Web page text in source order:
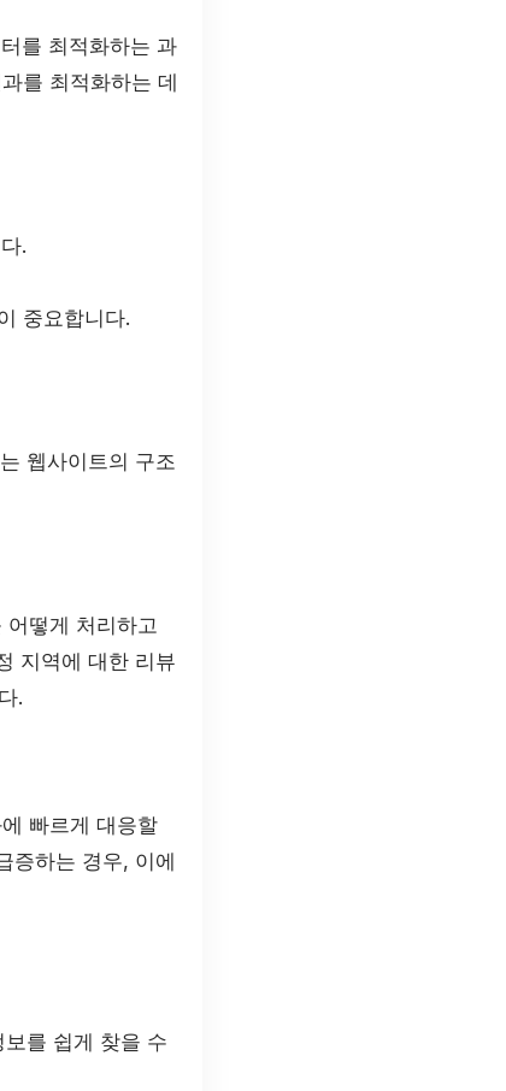
를 최적화하는 과
를 최적화하는 데
.
중요합니다.
웹사이트의 구조
어떻게 처리하고
지역에 대한 리뷰
.
빠르게 대응할
증하는 경우, 이에
를 쉽게 찾을 수